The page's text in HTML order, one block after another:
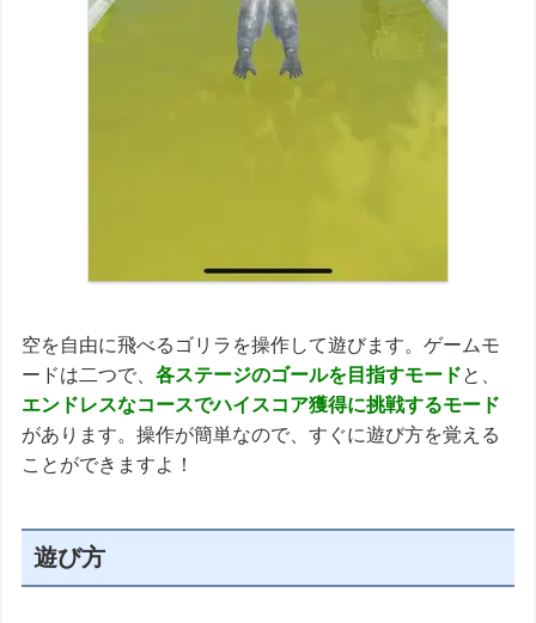
空を自由に飛べるゴリラを操作して遊びます。ゲームモ
ードは二つで、各ステージのゴールを目指すモードと、
エンドレスなコースでハイスコア獲得に挑戦するモード
があります。操作が簡単なので、すぐに遊び方を覚える
ことができますよ！
遊び方